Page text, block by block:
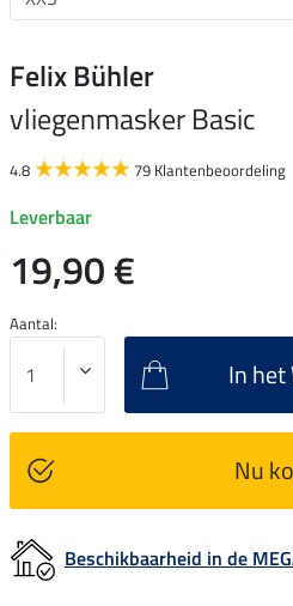
Felix Bühler
vliegenmasker Basic
4.8 79 Klantenbeoordeling
Leverbaar
19,90 €
Aantal:
In
Nu
Beschikbaarheid in de